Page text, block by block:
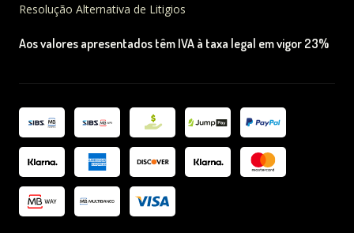
Resolução Alternativa de Litigios
Aos valores apresentados têm IVA à taxa legal em vigor 23%